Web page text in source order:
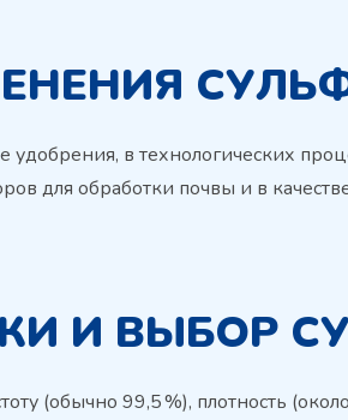
удобрения, в технологических
для обработки почвы и в
И ВЫБОР
(обычно 99,5 %), плотность